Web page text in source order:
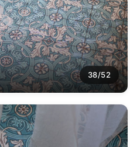
38/52